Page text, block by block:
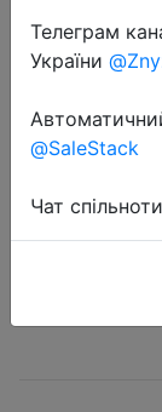
2022-07-22
Youpin
стрижки
Телеграм
України
@SaleStack
Чат